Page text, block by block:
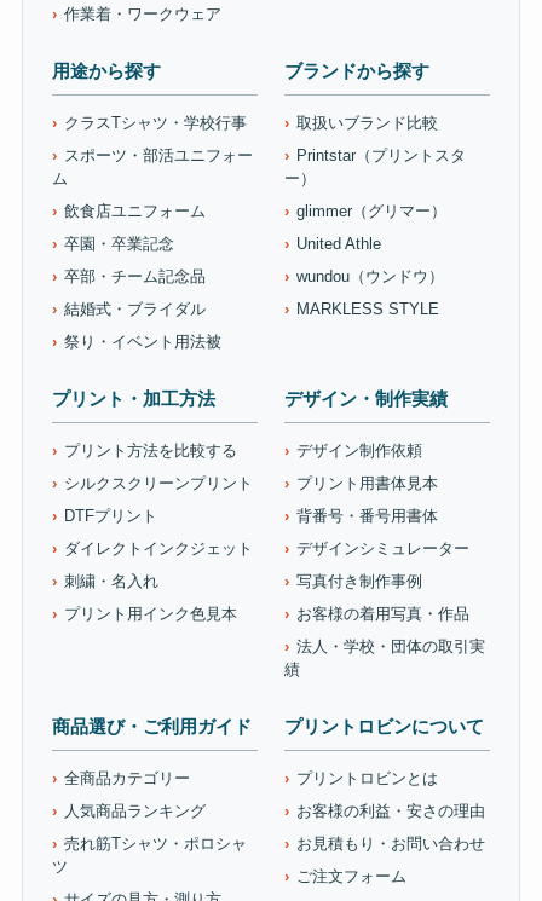
作業着・ワークウェア
用途から探す
クラスTシャツ・学校行事
スポーツ・部活ユニフォー
ム
飲食店ユニフォーム
卒園・卒業記念
卒部・チーム記念品
結婚式・ブライダル
祭り・イベント用法被
ブランドから探す
取扱いブランド比較
Printstar（プリントスタ
ー）
glimmer（グリマー）
United Athle
wundou（ウンドウ）
MARKLESS STYLE
プリント・加工方法
プリント方法を比較する
シルクスクリーンプリント
DTFプリント
ダイレクトインクジェット
刺繍・名入れ
プリント用インク色見本
デザイン・制作実績
デザイン制作依頼
プリント用書体見本
背番号・番号用書体
デザインシミュレーター
写真付き制作事例
お客様の着用写真・作品
法人・学校・団体の取引実
績
商品選び・ご利用ガイド
全商品カテゴリー
人気商品ランキング
売れ筋Tシャツ・ポロシャ
ツ
プリントロビンについて
プリントロビンとは
お客様の利益・安さの理由
お見積もり・お問い合わせ
ご注文フォーム